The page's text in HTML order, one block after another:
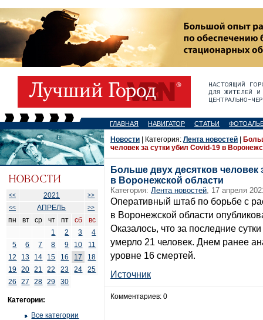
ГЛАВНАЯ НАВИГАТОР СТАТЬИ
<< 2021
>>
<<
АПРЕЛЬ >>
пн вт ср чт пт сб
вс
1
2 3
4
5
6 7 8 9 10
11
12
13 14 15 16 17
18
19
20 21 22 23 24
25
26
27 28 29 30
Категории:
Все категории
Новости | Категория: Лента новостей
человек за сутки убил Covid-19 в
Больше двух десятков человек
в Воронежской области
Категория: Лента новостей, 17 апреля
Оперативный штаб по борьбе с
в Воронежской области
Оказалось, что за последние
умерло 21 человек. Днем ранее
уровне 16 смертей.
Источник
Комментариев: 0